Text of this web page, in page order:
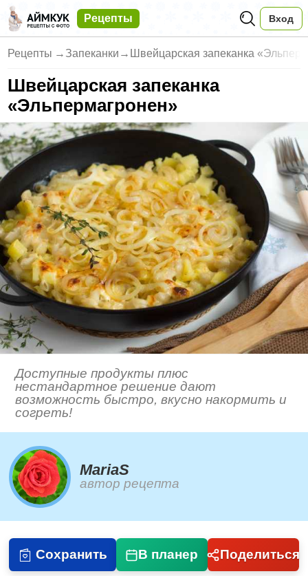
Рецепты Вход
Рецепты → Запеканки → Швейцарская запеканка
Швейцарская запеканка
«Эльпермагронен»
Доступные продукты плюс
нестандартное решение дают
возможность быстро, вкусно накормить и
согреть!
MariaS
автор рецепта
Сохранить В планер Поделиться